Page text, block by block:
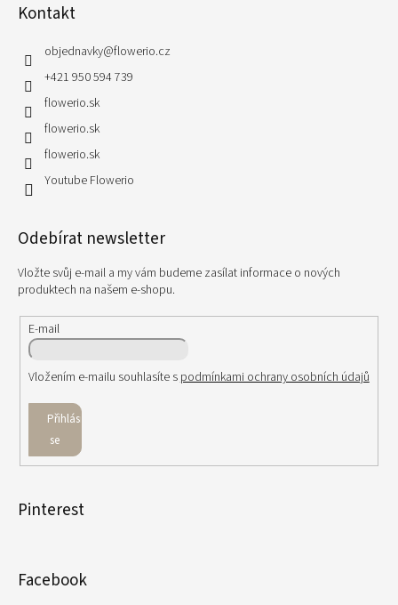
Kontakt
objednavky@flowerio.cz
+421 950 594 739
flowerio.sk
flowerio.sk
flowerio.sk
Youtube Flowerio
Odebírat newsletter
Vložte svůj e-mail a my vám budeme zasílat informace o nových
produktech na našem e-shopu.
E-mail
Vložením e-mailu souhlasíte s podmínkami ochrany osobních údajů
Přihlásit
se
Pinterest
Facebook